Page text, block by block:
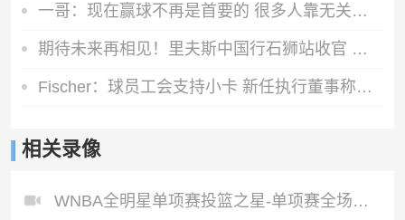
一哥：现在赢球不再是首要的 很多人靠无关紧要的数据拿到大合同
期待未来再相见！里夫斯中国行石狮站收官 嘉年华与球迷互动
Fischer：球员工会支持小卡 新任执行董事称小卡代言无实质性问题
相关录像
WNBA全明星单项赛投篮之星-单项赛全场录像